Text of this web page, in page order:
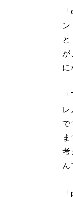
に
ん